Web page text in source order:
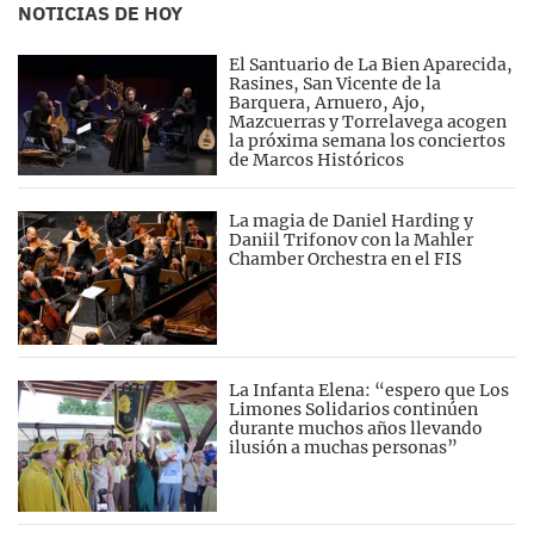
NOTICIAS DE HOY
El Santuario de La Bien Aparecida,
Rasines, San Vicente de la
Barquera, Arnuero, Ajo,
Mazcuerras y Torrelavega acogen
la próxima semana los conciertos
de Marcos Históricos
La magia de Daniel Harding y
Daniil Trifonov con la Mahler
Chamber Orchestra en el FIS
La Infanta Elena: “espero que Los
Limones Solidarios continúen
durante muchos años llevando
ilusión a muchas personas”